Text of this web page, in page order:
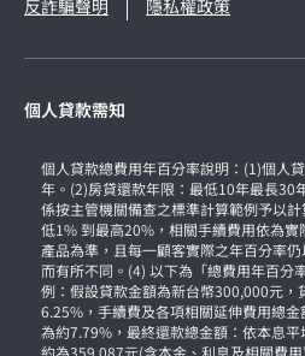
反詐騙聲明
隱私權政策
個人貸款需知
個人貸款總費用年百分率說明：(1)個人
年。(2)房貸還款年限：最低10年最長30
係按主管機關備查之標準計算範例予以
低1% 到最高20%，相關手續費用依為
產品為準，且每一顧客實際之年百分率
而有所不同。(4) 以下為「總費用年百分
例：假設貸款金額為新台幣300,000元，
6.25%，手續費及各項相關延伸費用總
為約7.79%，最終還款總金額：依本息
約為359,087元(含本金、利息及相關費